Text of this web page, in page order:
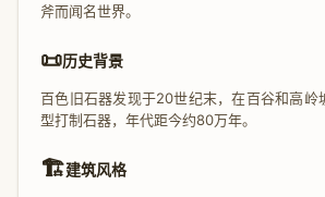
斧而闻名世界。
📜历史背景
百色旧石器发现于20世纪末，在百谷和高岭
型打制石器，年代距今约80万年。
🏗️建筑风格